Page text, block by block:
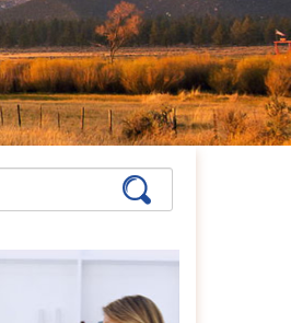
擅长：儿童青少年、亲子沟
通与亲职教育、恋爱婚姻与
亲密关系
在线预约>>
孙月芬首席咨询师
躯体化、亲子、个人等
在线预约>>
擅长：亲子、青少年、神经